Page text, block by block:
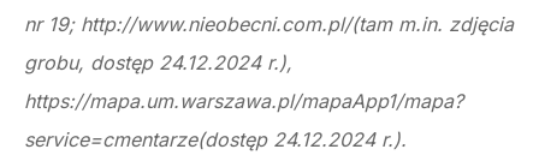
nr 19; http://www.nieobecni.com.pl/(tam m.in. zdjęcia
grobu, dostęp 24.12.2024 r.),
https://mapa.um.warszawa.pl/mapaApp1/mapa?
service=cmentarze(dostęp 24.12.2024 r.).